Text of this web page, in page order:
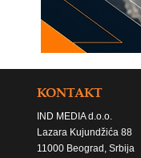
KONTAKT
IND MEDIA d.o.o.
Lazara Kujundžića 88
11000 Beograd, Srbija